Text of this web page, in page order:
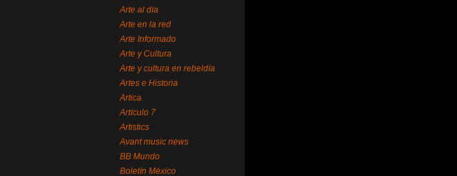
Arte al día
Arte en la red
Arte Informado
Arte y Cultura
Arte y cultura en rebeldía
Artes e Historia
Artica
Artículo 7
Artistics
Avant music news
BB Mundo
Boletín México